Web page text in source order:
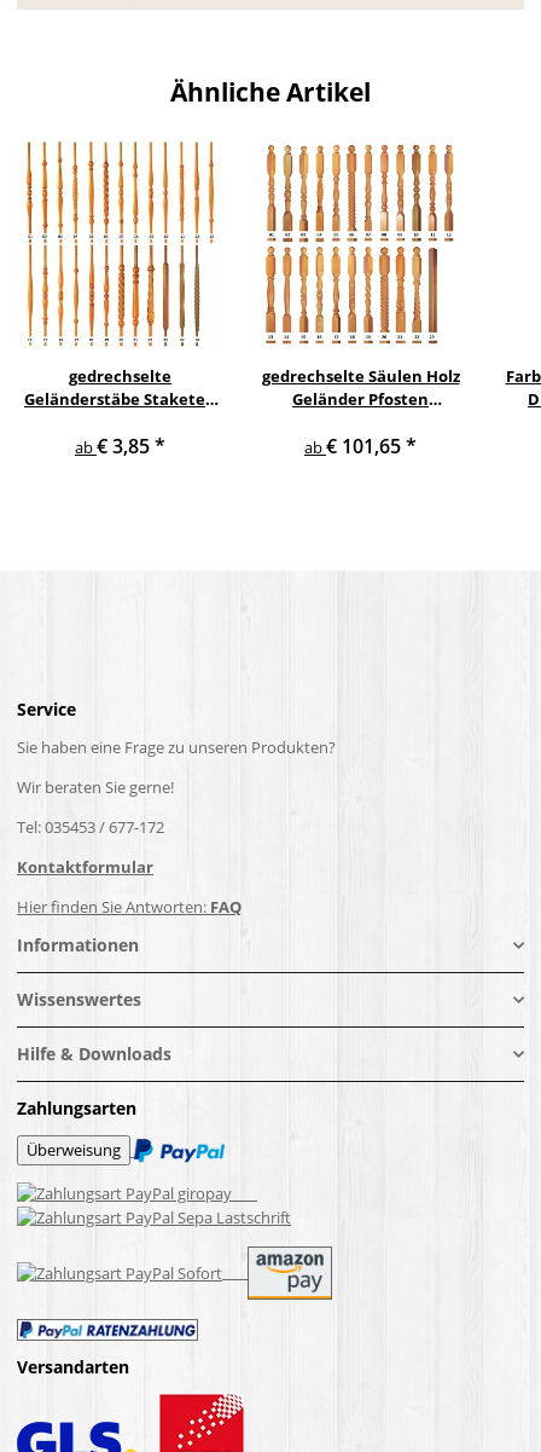
Ähnliche Artikel
gedrechselte
Geländerstäbe Staketen
Holzstab Treppenstab
ab€ 3,85*
gedrechselte Säulen Holz
Geländer Pfosten
Holzpfosten Holzsäulen
ab€ 101,65*
Service
Sie haben eine Frage zu unseren Produkten?
Wir beraten Sie gerne!
Tel: 035453 / 677-172
Kontaktformular
Hier finden Sie Antworten: FAQ
Informationen
Wissenswertes
Hilfe & Downloads
Zahlungsarten
Versandarten